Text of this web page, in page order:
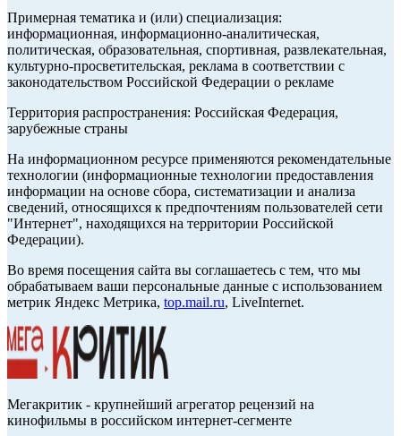
Примерная тематика и (или) специализация:
информационная, информационно-аналитическая,
политическая, образовательная, спортивная, развлекательная,
культурно-просветительская, реклама в соответствии с
законодательством Российской Федерации о рекламе
Территория распространения: Российская Федерация,
зарубежные страны
На информационном ресурсе применяются рекомендательные
технологии (информационные технологии предоставления
информации на основе сбора, систематизации и анализа
сведений, относящихся к предпочтениям пользователей сети
"Интернет", находящихся на территории Российской
Федерации).
Во время посещения сайта вы соглашаетесь с тем, что мы
обрабатываем ваши персональные данные с использованием
метрик Яндекс Метрика, top.mail.ru, LiveInternet.
Мегакритик - крупнейший агрегатор рецензий на
кинофильмы в российском интернет-сегменте